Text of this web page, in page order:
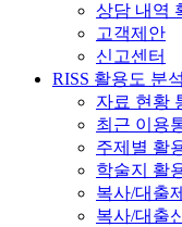
상담 내역
고객제안
신고센터
RISS 활용도 분석
자료 현황
최근 이용
주제별 활
학술지 활
복사/대출
복사/대출